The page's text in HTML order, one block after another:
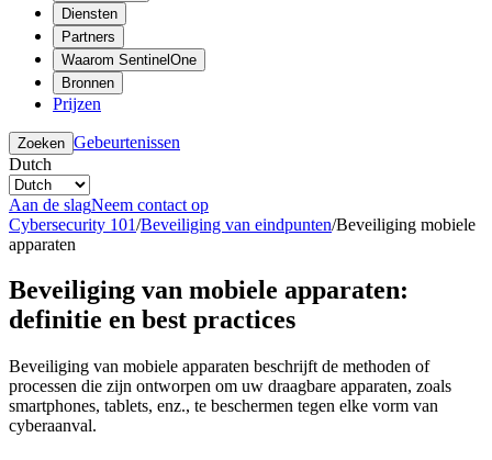
Diensten
Partners
Waarom SentinelOne
Bronnen
Prijzen
Zoeken Gebeurtenissen
Dutch
Aan de slagNeem contact op
Cybersecurity 101/Beveiliging van eindpunten/Beveiliging mobiele
apparaten
Beveiliging van mobiele apparaten:
definitie en best practices
Beveiliging van mobiele apparaten beschrijft de methoden of
processen die zijn ontworpen om uw draagbare apparaten, zoals
smartphones, tablets, enz., te beschermen tegen elke vorm van
cyberaanval.